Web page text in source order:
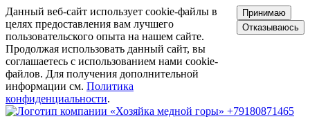
Данный веб-сайт использует cookie-файлы в
целях предоставления вам лучшего
пользовательского опыта на нашем сайте.
Продолжая использовать данный сайт, вы
соглашаетесь с использованием нами cookie-
файлов. Для получения дополнительной
информации см. Политика
конфиденциальности.
Принимаю
Отказываюсь
+79180871465